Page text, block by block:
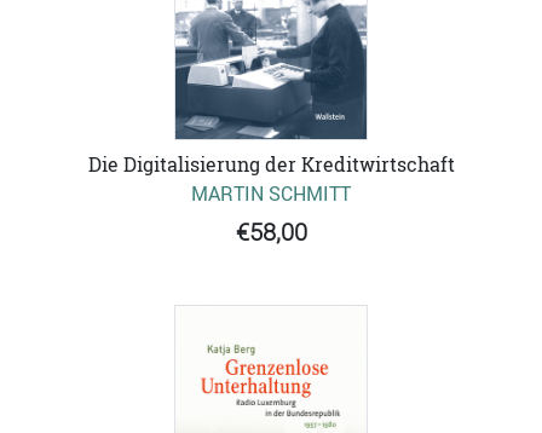
Die Digitalisierung der Kreditwirtschaft
MARTIN SCHMITT
€58,00